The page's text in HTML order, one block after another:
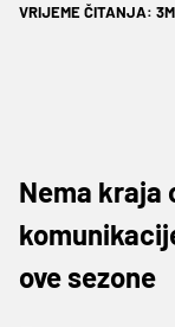
VRIJEME ČITANJA:
Nema kraja
ove sezone